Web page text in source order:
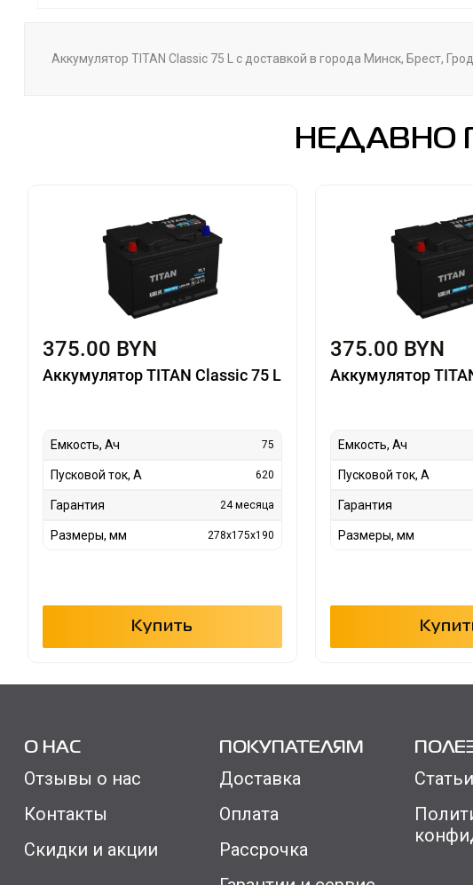
Аккумулятор TITAN Classic 75 L с доставкой в города Минск, Брест,
НЕДАВНО
375.00 BYN
Аккумулятор TITAN Classic 75 L
Емкость, Ач 75
Пусковой ток, А 620
Гарантия 24 месяца
Размеры, мм 278х175х190
Купить
375.00 BYN
Аккумулятор
Емкость, Ач
Пусковой ток, А
Гарантия
Размеры, мм
О НАС
Отзывы о нас
Контакты
Скидки и акции
ПОКУПАТЕЛЯМ
Доставка
Оплата
Рассрочка
Статьи